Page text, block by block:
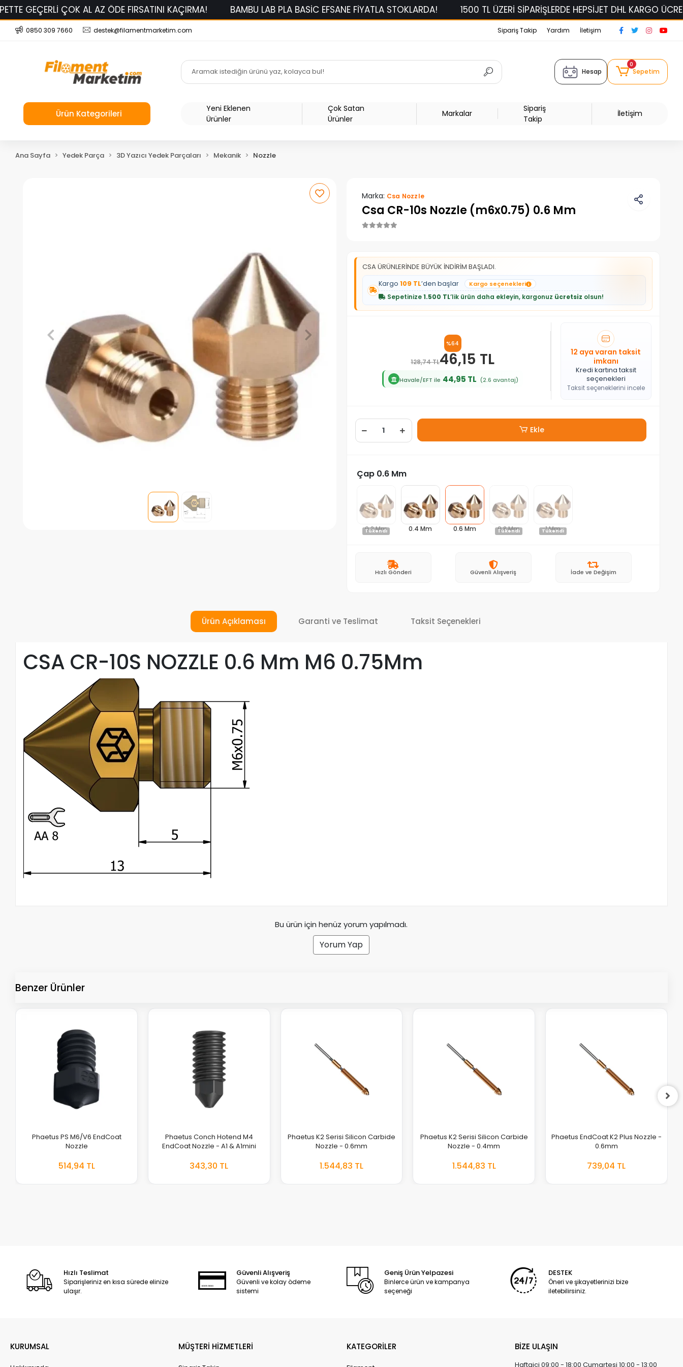
ÇOK AL AZ ÖDE FIRSATINI KAÇIRMA! BAMBU LAB PLA BASİC EFSANE FİYATLA STOKLARDA! 1500 TL ÜZERİ SİPARİŞLERDE HEPSİJET DHL KARGO ÜCRETSİZ!
0850 309 7660 destek@filamentmarketim.com Sipariş Takip Yardım İletişim
Hesap
0
Sepetim
Ürün Kategorileri
Yeni Eklenen
Ürünler
Çok Satan
Ürünler
Markalar
Sipariş
Takip
İletişim
Ana Sayfa Yedek Parça 3D Yazıcı Yedek Parçaları Mekanik Nozzle
Marka: Csa Nozzle
Csa CR-10s Nozzle (m6x0.75) 0.6 Mm
CSA ÜRÜNLERİNDE BÜYÜK İNDİRİM BAŞLADI.
Kargo 109 TL’den başlar Kargo seçenekleri
Sepetinize1.500 TL’lik ürün daha ekleyin, kargonuz ücretsiz olsun!
%64
128,74 TL46,15 TL
Havale/EFT ile 44,95 TL (2.6 avantaj)
12 aya varan taksit
imkanı
Kredi kartına taksit
seçenekleri
Taksit seçeneklerini incele
Ekle
Çap 0.6 Mm
0.2 Mm
Tükendi 0.4 Mm 0.6 Mm 0.8 Mm
Tükendi 1 Mm
Tükendi
Hızlı Gönderi Güvenli Alışveriş İade ve Değişim
Ürün Açıklaması Garanti ve Teslimat Taksit Seçenekleri
CSA CR-10S NOZZLE 0.6 Mm M6 0.75Mm
Bu ürün için henüz yorum yapılmadı.
Yorum Yap
Benzer Ürünler
Phaetus PS M6/V6 EndCoat
Nozzle
514,94 TLEKLE
Phaetus Conch Hotend M4
EndCoat Nozzle - A1 & A1mini
343,30 TLEKLE
Phaetus K2 Serisi Silicon Carbide
Nozzle - 0.6mm
1.544,83 TLEKLE
Phaetus K2 Serisi Silicon Carbide
Nozzle - 0.4mm
1.544,83 TLEKLE
Phaetus EndCoat K2 Plus Nozzle -
0.6mm
739,04 TLEKLE
Hızlı Teslimat
Siparişleriniz en kısa sürede elinize
ulaşır.
Güvenli Alışveriş
Güvenli ve kolay ödeme
sistemi
Geniş Ürün Yelpazesi
Binlerce ürün ve kampanya
seçeneği
DESTEK
Öneri ve şikayetlerinizi bize
iletebilirsiniz.
KURUMSAL MÜŞTERİ HİZMETLERİ KATEGORİLER BİZE ULAŞIN
Haftaiçi 09:00 - 18:00 Cumartesi 10:00 - 13:00